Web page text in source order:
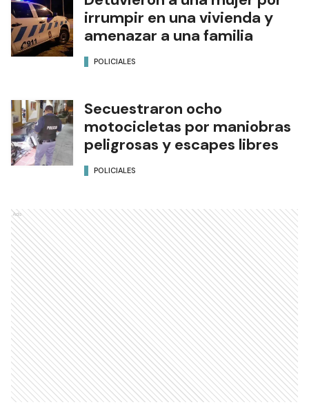
irrumpir en una vivienda y
amenazar a una familia
POLICIALES
Secuestraron ocho
motocicletas por maniobras
peligrosas y escapes libres
POLICIALES
Ads